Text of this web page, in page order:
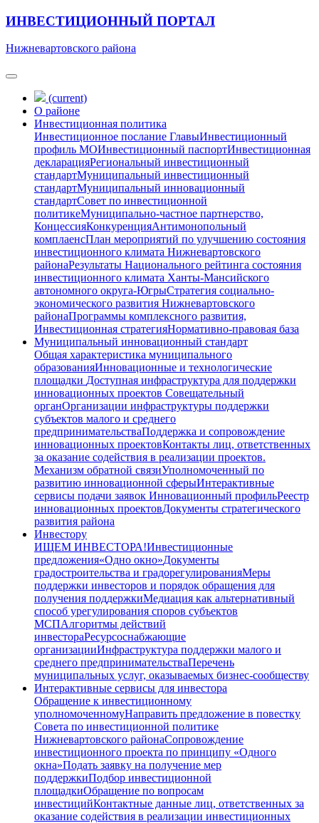
ИНВЕСТИЦИОННЫЙ ПОРТАЛ
Нижневартовского района
(current)
О районе
Инвестиционная политика
Инвестиционное послание ГлавыИнвестиционный
профиль МОИнвестиционный паспортИнвестиционная
декларацияРегиональный инвестиционный
стандартМуниципальный инвестиционный
стандартМуниципальный инновационный
стандартСовет по инвестиционной
политикеМуниципально-частное партнерство,
КонцессияКонкуренцияАнтимонопольный
комплаенсПлан мероприятий по улучшению состояния
инвестиционного климата Нижневартовского
районаРезультаты Национального рейтинга состояния
инвестиционного климата Ханты-Мансийского
автономного округа-ЮгрыСтратегия социально-
экономического развития Нижневартовского
районаПрограммы комплексного развития,
Инвестиционная стратегияНормативно-правовая база
Муниципальный инновационный стандарт
Общая характеристика муниципального
образованияИнновационные и технологические
площадки Доступная инфраструктура для поддержки
инновационных проектов Совещательный
органОрганизации инфраструктуры поддержки
субъектов малого и среднего
предпринимательстваПоддержка и сопровождение
инновационных проектовКонтакты лиц, ответственных
за оказание содействия в реализации проектов.
Механизм обратной связиУполномоченный по
развитию инновационной сферыИнтерактивные
сервисы подачи заявок Инновационный профильРеестр
инновационных проектовДокументы стратегического
развития района
Инвестору
ИЩЕМ ИНВЕСТОРА!Инвестиционные
предложения«Одно окно»Документы
градостроительства и градорегулированияМеры
поддержки инвесторов и порядок обращения для
получения поддержкиМедиация как альтернативный
способ урегулирования споров субъектов
МСПАлгоритмы действий
инвестораРесурсоснабжающие
организацииИнфраструктура поддержки малого и
среднего предпринимательстваПеречень
муниципальных услуг, оказываемых бизнес-сообществу
Интерактивные сервисы для инвестора
Обращение к инвестиционному
уполномоченномуНаправить предложение в повестку
Совета по инвестиционной политике
Нижневартовского районаСопровождение
инвестиционного проекта по принципу «Одного
окна»Подать заявку на получение мер
поддержкиПодбор инвестиционной
площадкиОбращение по вопросам
инвестицийКонтактные данные лиц, ответственных за
оказание содействия в реализации инвестиционных